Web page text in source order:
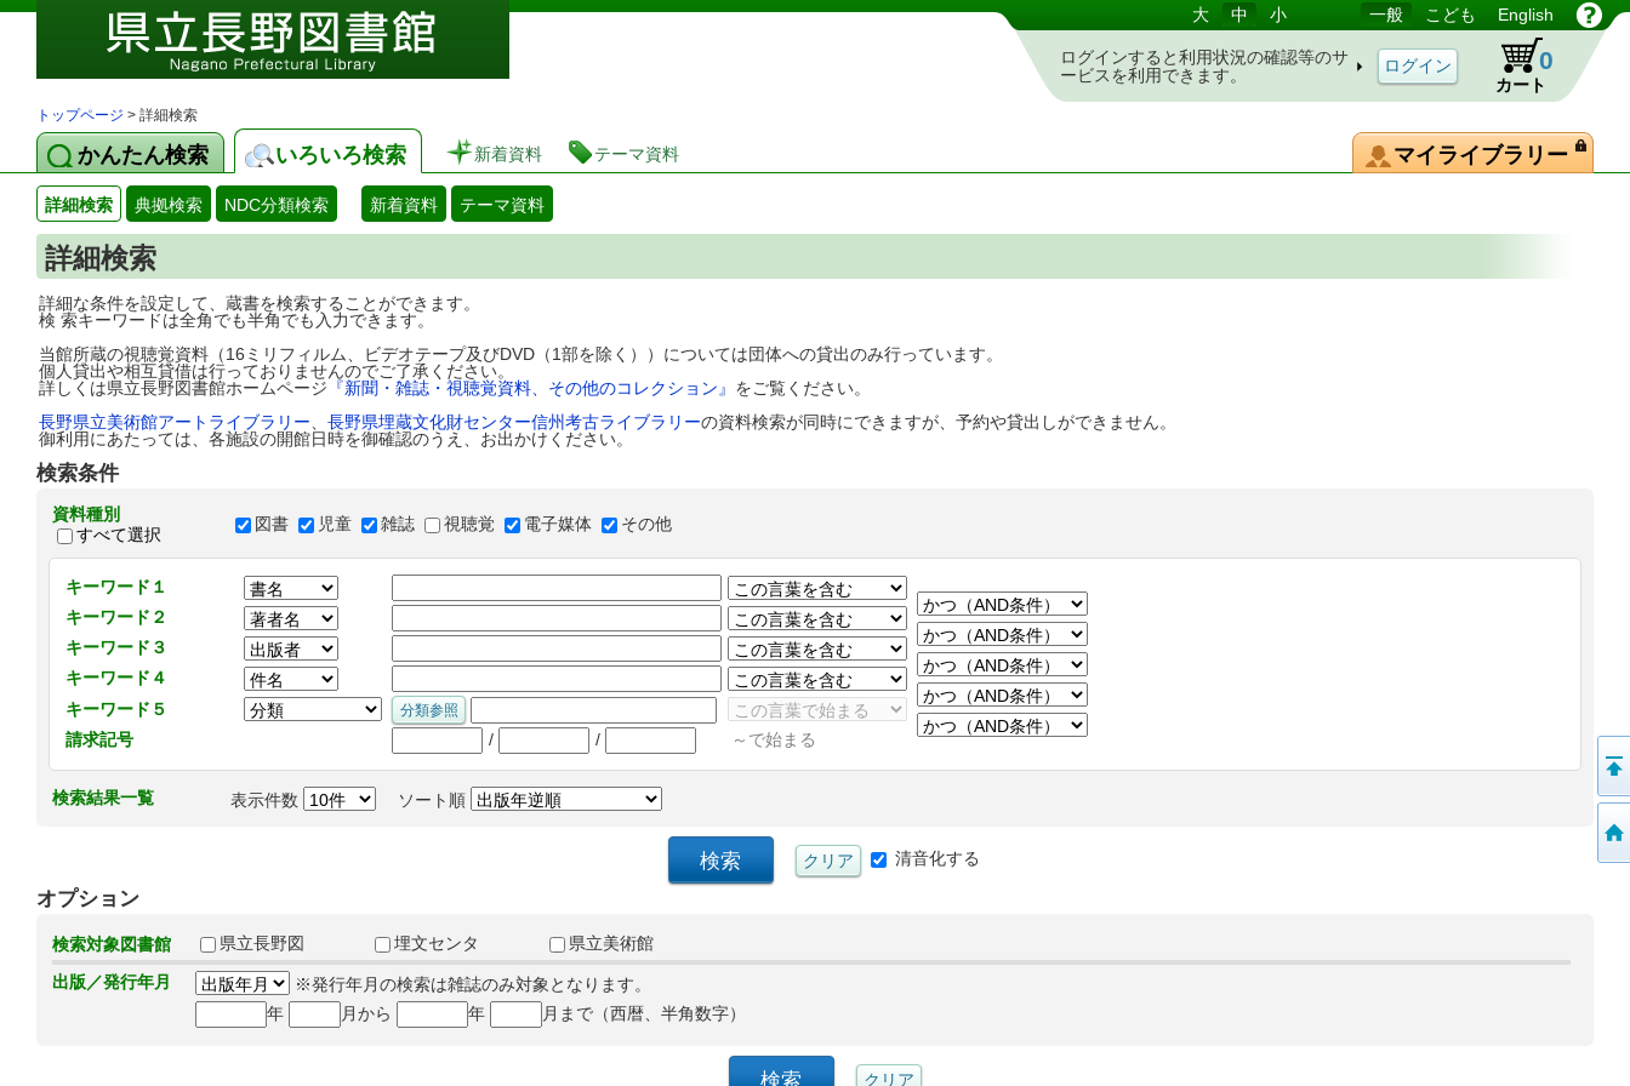
図書館 蔵書検索・予約システム 大 中 小 一般 こども English
ログインすると利用状況の確認等のサ
ービスを利用できます。
カート
0
トップページ > 詳細検索
かんたん検索 いろいろ検索 新着資料 テーマ資料 マイライブラリー
詳細検索 典拠検索 NDC分類検索 新着資料 テーマ資料
詳細検索
詳細な条件を設定して、蔵書を検索することができます。
検 索キーワードは全角でも半角でも入力できます。
当館所蔵の視聴覚資料（16ミリフィルム、ビデオテープ及びDVD（1部を除く））については団体への貸出のみ行っています。
個人貸出や相互貸借は行っておりませんのでご了承ください。
詳しくは県立長野図書館ホームページ 『新聞・雑誌・視聴覚資料、その他のコレクション』 をご覧ください。
長野県立美術館アートライブラリー
長野県埋蔵文化財センター信州考古ライブラリーの資料検索が同時にできますが、予約や貸出しができません。
御利用にあたっては、各施設の開館日時を御確認のうえ、お出かけください。
検索条件
資料種別
すべて選択
図書 児童 雑誌 視聴覚 電子媒体 その他
キーワード１
キーワード２
キーワード３
キーワード４
キーワード５
請求記号
/ / ～で始まる
検索結果一覧 表示件数 ソート順
清音化する
オプション
検索対象図書館 県立長野図 埋文センタ
県立美術館
出版／発行年月
※発行年月の検索は雑誌のみ対象となります。
年
月から 年 月まで（西暦、半角数字）